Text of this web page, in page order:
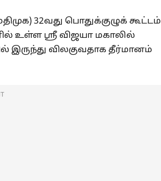
32வது பொதுக்குழுக் கூட்டம்
உள்ள ஸ்ரீ விஜயா மகாலில்
இருந்து விலகுவதாக தீர்மானம்